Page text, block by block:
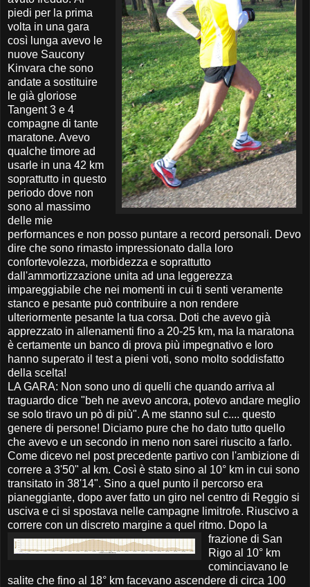
piedi per la prima
volta in una gara
così lunga avevo le
nuove Saucony
Kinvara che sono
andate a sostituire
le già gloriose
Tangent 3 e 4
compagne di tante
maratone. Avevo
qualche timore ad
usarle in una 42 km
soprattutto in questo
periodo dove non
sono al massimo
delle mie
performances e non posso puntare a record personali. Devo
dire che sono rimasto impressionato dalla loro
confortevolezza, morbidezza e soprattutto
dall'ammortizzazione unita ad una leggerezza
impareggiabile che nei momenti in cui ti senti veramente
stanco e pesante può contribuire a non rendere
ulteriormente pesante la tua corsa. Doti che avevo già
apprezzato in allenamenti fino a 20-25 km, ma la maratona
è certamente un banco di prova più impegnativo e loro
hanno superato il test a pieni voti, sono molto soddisfatto
della scelta!
LA GARA: Non sono uno di quelli che quando arriva al
traguardo dice "beh ne avevo ancora, potevo andare meglio
se solo tiravo un pò di più". A me stanno sul c.... questo
genere di persone! Diciamo pure che ho dato tutto quello
che avevo e un secondo in meno non sarei riuscito a farlo.
Come dicevo nel post precedente partivo con l'ambizione di
correre a 3'50" al km. Così è stato sino al 10° km in cui sono
transitato in 38'14". Sino a quel punto il percorso era
pianeggiante, dopo aver fatto un giro nel centro di Reggio si
usciva e ci si spostava nelle campagne limitrofe. Riuscivo a
correre con un discreto margine a quel ritmo. Dopo la
frazione di San
Rigo al 10° km
cominciavano le
salite che fino al 18° km facevano ascendere di circa 100